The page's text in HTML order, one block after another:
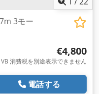
35mm 素材カラーフレー
リームホワイト フレー
ー付き ガイドレール含
3モー
€4,800
VB 消費税を別途表示できません
電話する